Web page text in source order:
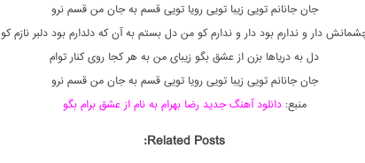
جان جانانم تویی زیبا تویی رویا تویی قسم به جان من قسم نرو
دار و ندارم بود دار و ندارم کو من دل بستم به آن که دلدارم بود دلبر نازم کو
دل به دریاها بزن از عشق بگو زیبای من به هر کجا روی کنار توام
جان جانانم تویی زیبا تویی رویا تویی قسم به جان من قسم نرو
منبع:دانلود آهنگ جدید رضا بهرام به نام از عشق برام بگو
Related Posts: